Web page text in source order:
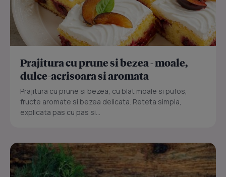
Prajitura cu prune si bezea - moale,
dulce-acrisoara si aromata
Prajitura cu prune si bezea, cu blat moale si pufos,
fructe aromate si bezea delicata. Reteta simpla,
explicata pas cu pas si...